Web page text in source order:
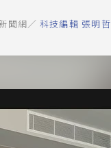
聞網／ 科技編輯 張明哲